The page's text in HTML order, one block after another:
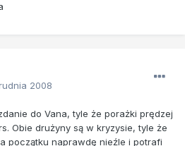
2008
do Vana, tyle że porażki prędzej
Obie drużyny są w kryzysie, tyle że
początku naprawdę nieźle i potrafi